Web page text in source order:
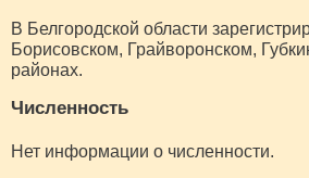
В Белгородской области
Борисовском, Грайворонском,
районах.
Численность
Нет информации о численности.